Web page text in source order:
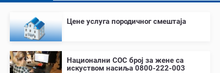
Цене услуга породичног смештаја
Национални СОС број за жене са
искуством насиља 0800-222-003